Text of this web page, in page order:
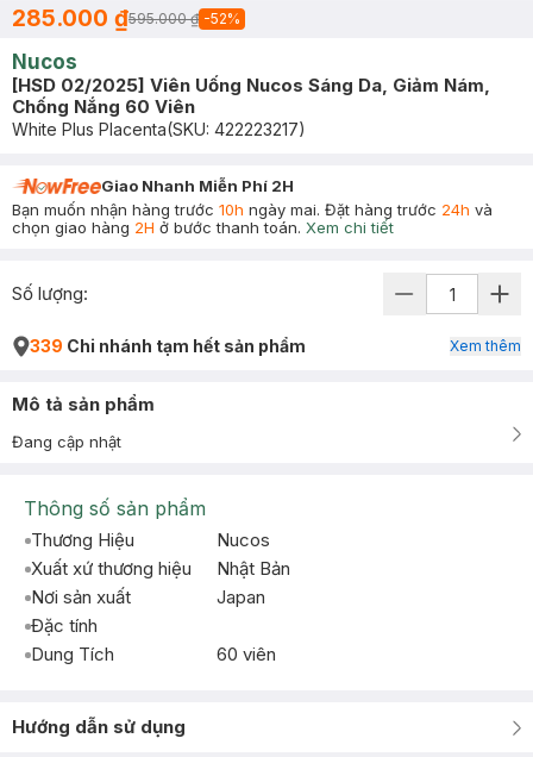
285.000 ₫595.000 ₫ -52%
Nucos
[HSD 02/2025] Viên Uống Nucos Sáng Da, Giảm Nám,
Chống Nắng 60 Viên
White Plus Placenta(SKU: 422223217)
Giao Nhanh Miễn Phí 2H
Bạn muốn nhận hàng trước 10h ngày mai. Đặt hàng trước 24h và
chọn giao hàng 2H ở bước thanh toán. Xem chi tiết
Số lượng:
339 Chi nhánh tạm hết sản phẩm Xem thêm
Mô tả sản phẩm
Đang cập nhật
Thông số sản phẩm
Thương Hiệu
Nucos
Xuất xứ thương hiệu
Nhật Bản
Nơi sản xuất
Japan
Đặc tính
Dung Tích
60 viên
Hướng dẫn sử dụng